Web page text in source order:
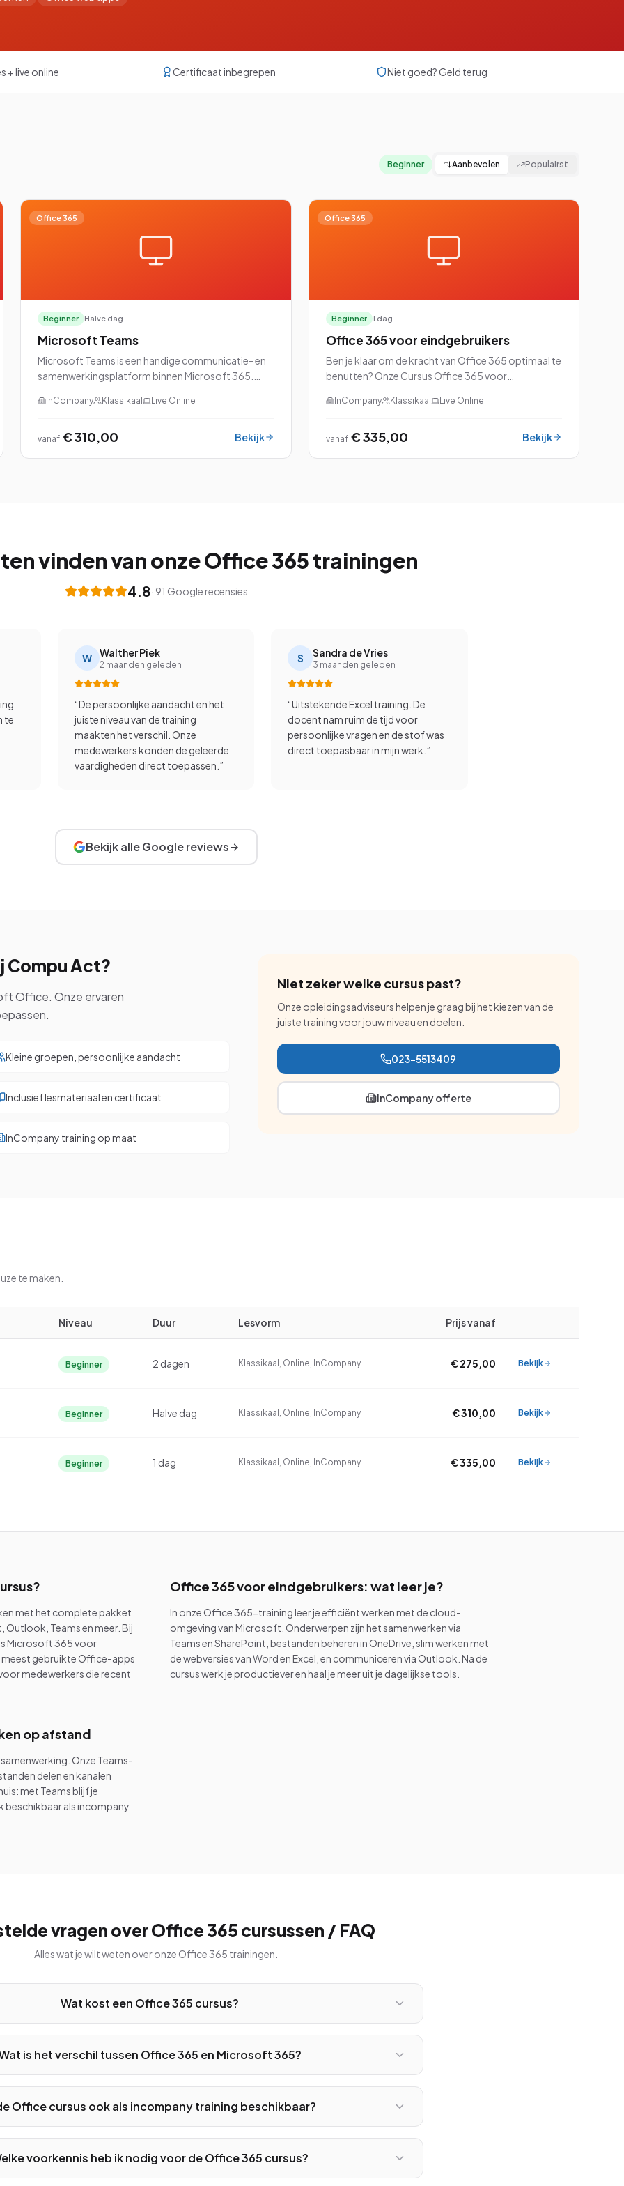
Excel met AI
⌘K
+ live online Certificaat inbegrepen Niet goed? Geld terug
Beginner Aanbevolen Populairst
Office 365
Beginner Halve dag
Microsoft Teams
Microsoft Teams is een handige communicatie- en
samenwerkingsplatform binnen Microsoft 365.
doeleinden worden gebruikt.
InCompany Klassikaal Live Online
vanaf € 310,00 Bekijk
Office 365
Beginner 1 dag
Office 365 voor eindgebruikers
Ben je klaar om de kracht van Office 365 optimaal te
benutten? Onze Cursus Office 365 voor
vertrouwd te maken met alle ins en outs van dit
InCompany Klassikaal Live Online
vanaf € 335,00 Bekijk
vinden van onze Office 365 trainingen
4.8· 91 Google recensies
te
W Walther Piek
2 maanden geleden
“De persoonlijke aandacht en het
juiste niveau van de training
maakten het verschil. Onze
medewerkers konden de geleerde
vaardigheden direct toepassen. ”
S Sandra de Vries
3 maanden geleden
“Uitstekende Excel training. De
docent nam ruim de tijd voor
persoonlijke vragen en de stof was
direct toepasbaar in mijn werk. ”
Bekijk alle Google reviews
Compu Act?
Office. Onze ervaren
Kleine groepen, persoonlijke aandacht
Inclusief lesmateriaal en certificaat
InCompany training op maat
Niet zeker welke cursus past?
Onze opleidingsadviseurs helpen je graag bij het kiezen van de
juiste training voor jouw niveau en doelen.
023-5513409
InCompany offerte
te maken.
Niveau Duur Lesvorm Prijs vanaf
Beginner 2 dagen Klassikaal, Online, InCompany € 275,00 Bekijk
Beginner Halve dag Klassikaal, Online, InCompany € 310,00 Bekijk
Beginner 1 dag Klassikaal, Online, InCompany € 335,00 Bekijk
met het complete pakket
Teams en meer. Bij
Microsoft 365 voor
meest gebruikte Office-apps
medewerkers die recent
Office 365 voor eindgebruikers: wat leer je?
In onze Office 365-training leer je efficiënt werken met de cloud-
omgeving van Microsoft. Onderwerpen zijn het samenwerken via
Teams en SharePoint, bestanden beheren in OneDrive, slim werken met
de webversies van Word en Excel, en communiceren via Outlook. Na de
cursus werk je productiever en haal je meer uit je dagelijkse tools.
op afstand
Onze Teams-
delen en kanalen
met Teams blijf je
beschikbaar als incompany
vragen overOffice 365 cursussen / FAQ
Alles wat je wilt weten over onze Office 365 trainingen.
Wat kost een Office 365 cursus?
is het verschil tussen Office 365 en Microsoft 365?
Office cursus ook als incompany training beschikbaar?
voorkennis heb ik nodig voor de Office 365 cursus?